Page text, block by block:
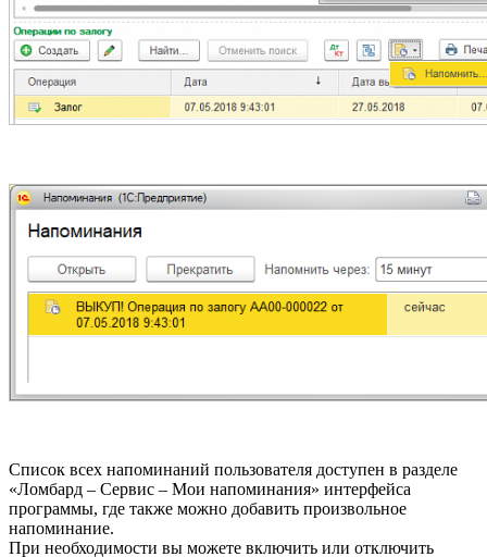
Список всех напоминаний пользователя доступен в разделе
«Ломбард – Сервис – Мои напоминания» интерфейса
программы, где также можно добавить произвольное
напоминание.
При необходимости вы можете включить или отключить